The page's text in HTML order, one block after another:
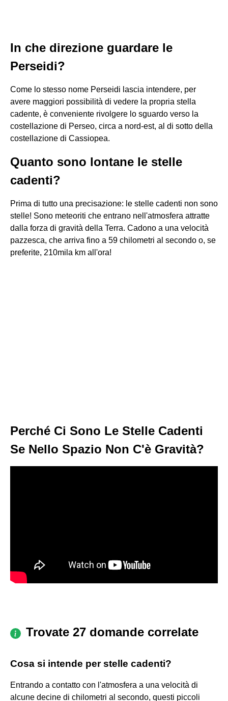
In che direzione guardare le
Perseidi?
Come lo stesso nome Perseidi lascia intendere, per
avere maggiori possibilità di vedere la propria stella
cadente, è conveniente rivolgere lo sguardo verso la
costellazione di Perseo, circa a nord-est, al di sotto della
costellazione di Cassiopea.
Quanto sono lontane le stelle
cadenti?
Prima di tutto una precisazione: le stelle cadenti non sono
stelle! Sono meteoriti che entrano nell'atmosfera attratte
dalla forza di gravità della Terra. Cadono a una velocità
pazzesca, che arriva fino a 59 chilometri al secondo o, se
preferite, 210mila km all'ora!
Perché Ci Sono Le Stelle Cadenti
Se Nello Spazio Non C'è Gravità?
Trovate 27 domande correlate
Cosa si intende per stelle cadenti?
Entrando a contatto con l'atmosfera a una velocità di
alcune decine di chilometri al secondo, questi piccoli